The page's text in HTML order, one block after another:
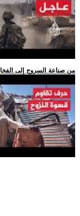
.. من صناعة السروج إلى